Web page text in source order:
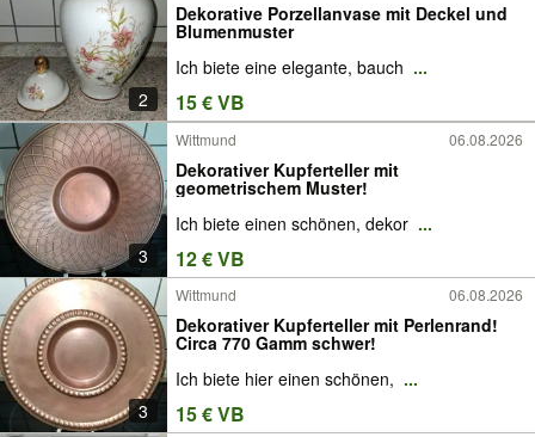
2
Dekorative Porzellanvase mit Deckel und
Blumenmuster
Ich biete eine elegante, bauch ...
15 € VB
3
Wittmund 06.08.2026
Dekorativer Kupferteller mit
geometrischem Muster!
Ich biete einen schönen, dekor ...
12 € VB
3
Wittmund 06.08.2026
Dekorativer Kupferteller mit Perlenrand!
Circa 770 Gamm schwer!
Ich biete hier einen schönen, ...
15 € VB